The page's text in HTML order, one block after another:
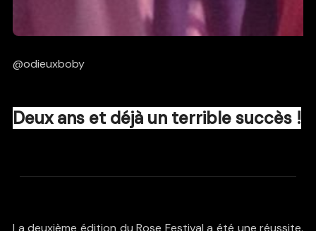
@odieuxboby
Deux ans et déjà un terrible succès !
La deuxième édition du Rose Festival a été une réussite.